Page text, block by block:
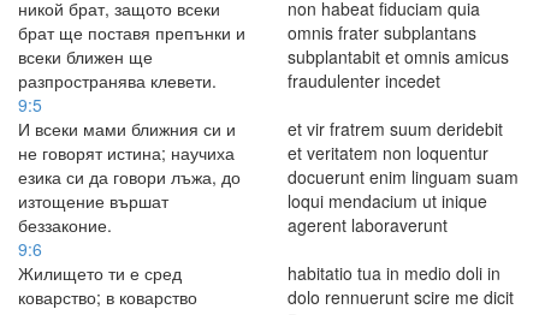
никой брат, защото всеки
брат ще поставя препънки и
всеки ближен ще
разпространява клевети.
non habeat fiduciam quia
omnis frater subplantans
subplantabit et omnis amicus
fraudulenter incedet
9:5
И всеки мами ближния си и
не говорят истина; научиха
езика си да говори лъжа, до
изтощение вършат
беззаконие.
et vir fratrem suum deridebit
et veritatem non loquentur
docuerunt enim linguam suam
loqui mendacium ut inique
agerent laboraverunt
9:6
Жилището ти е сред
коварство; в коварство
habitatio tua in medio doli in
dolo rennuerunt scire me dicit